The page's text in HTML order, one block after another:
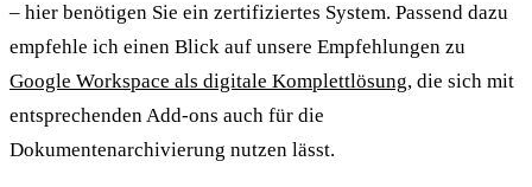
– hier benötigen Sie ein zertifiziertes System. Passend dazu
empfehle ich einen Blick auf unsere Empfehlungen zu
Google Workspace als digitale Komplettlösung, die sich mit
entsprechenden Add-ons auch für die
Dokumentenarchivierung nutzen lässt.